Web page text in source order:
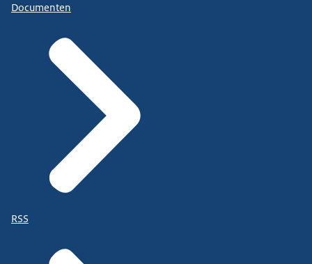
Documenten
RSS